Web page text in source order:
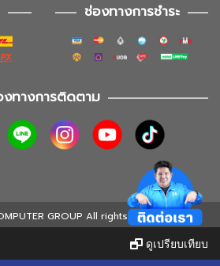
ช่องทางการชำระ
งทางการติดตาม
GROUP All rights reserved
ดูเปรียบเทียบ